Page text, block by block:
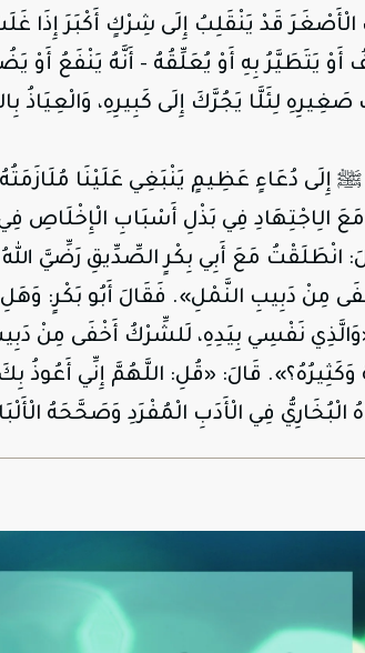
قَدْ يَنْقَلِبُ إِلَى شِرْكٍ أَكْبَرَ إِذَا
أَوْ يَتَطَيَّرُ بِهِ أَوْ يُعَلِّقُهُ - أَنَّهُ يَنْفَعُ أَوْ
لِئَلَّا يَجُرَّكَ إِلَى كَبِيرِهِ، وَالْعِيَاذُ
ﷺ إِلَى دُعَاءٍ عَظِيمٍ يَنْبَغِي عَلَيْنَا
الِاجْتِهَادِ فِي بَذْلِ أَسْبَابِ الْإِخْلَاصِ
انْطَلَقْتُ مَعَ أَبِي بِكْرٍ الصِّدِّيقِ رَضِّيَّ اللهُ
مِنْ دَبِيبِ النَّمْلِ». فَقَالَ أَبُو بَكْرٍ: وَهَلِ
نَفْسِي بِيَدِهِ، لَلشِّرْكُ أَخْفَى مِنْ
قَالَ: «قُلِ: اللَّهُمَّ إِنِّي أَعُوذُ
الْبُخَارِيُّ فِي الْأَدَبِ الْمُفْرَدِ وَصَحَّحَهُ